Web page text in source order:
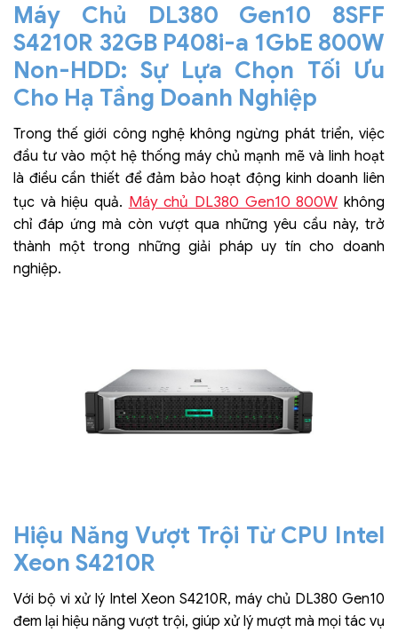
Máy Chủ DL380 Gen10 8SFF
S4210R 32GB P408i-a 1GbE 800W
Non-HDD: Sự Lựa Chọn Tối Ưu
Cho Hạ Tầng Doanh Nghiệp
Trong thế giới công nghệ không ngừng phát triển, việc
đầu tư vào một hệ thống máy chủ mạnh mẽ và linh hoạt
là điều cần thiết để đảm bảo hoạt động kinh doanh liên
tục và hiệu quả. Máy chủ DL380 Gen10 800W không
chỉ đáp ứng mà còn vượt qua những yêu cầu này, trở
thành một trong những giải pháp uy tín cho doanh
nghiệp.
Hiệu Năng Vượt Trội Từ CPU Intel
Xeon S4210R
Với bộ vi xử lý Intel Xeon S4210R, máy chủ DL380 Gen10
đem lại hiệu năng vượt trội, giúp xử lý mượt mà mọi tác vụ